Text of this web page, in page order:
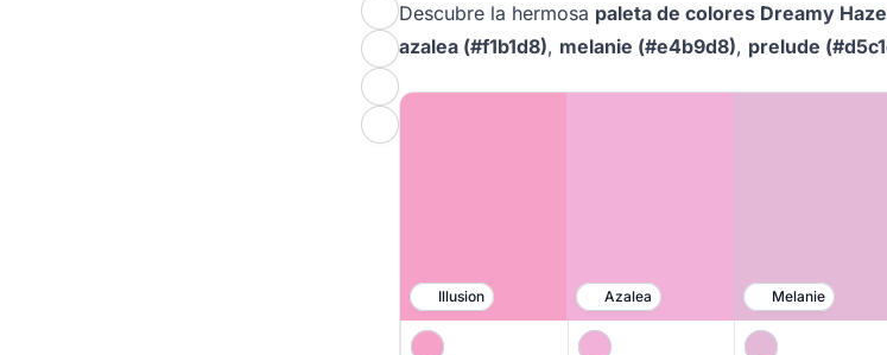
Descubre la hermosa paleta de colores Dreamy Haze
azalea (#f1b1d8), melanie (#e4b9d8), prelude
Illusion Azalea Melanie